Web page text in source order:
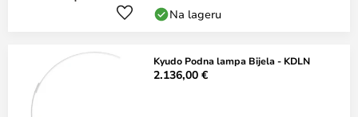
Na lageru
Kyudo Podna lampa Bijela - KDLN
2.136,00 €